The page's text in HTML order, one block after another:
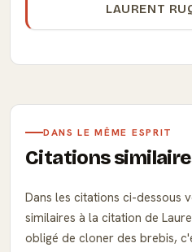
LAURENT
DANS LE MÊME ESPRIT
Citations
Dans les citations ci-dessous
similaires à la citation de
obligé de cloner des brebis,